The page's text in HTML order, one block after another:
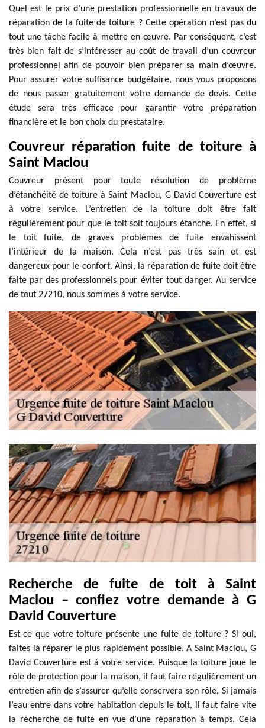
Quel est le prix d’une prestation professionnelle en travaux de
réparation de la fuite de toiture ? Cette opération n’est pas du
tout une tâche facile à mettre en œuvre. Par conséquent, c’est
très bien fait de s’intéresser au coût de travail d’un couvreur
professionnel afin de pouvoir bien préparer sa main d’œuvre.
Pour assurer votre suffisance budgétaire, nous vous proposons
de nous passer gratuitement votre demande de devis. Cette
étude sera très efficace pour garantir votre préparation
financière et le bon choix du prestataire.
Couvreur réparation fuite de toiture à
Saint Maclou
Couvreur présent pour toute résolution de problème
d’étanchéité de toiture à Saint Maclou, G David Couverture est
à votre service. L’entretien de la toiture doit être fait
régulièrement pour que le toit soit toujours étanche. En effet, si
le toit fuite, de graves problèmes de fuite envahissent
l’intérieur de la maison. Cela n’est pas très sain et est
dangereux pour le confort. Ainsi, la réparation de fuite doit être
faite par des professionnels pour éviter tout danger. Au service
de tout 27210, nous sommes à votre service.
Recherche de fuite de toit à Saint
Maclou – confiez votre demande à G
David Couverture
Est-ce que votre toiture présente une fuite de toiture ? Si oui,
faites là réparer le plus rapidement possible. A Saint Maclou, G
David Couverture est à votre service. Puisque la toiture joue le
rôle de protection pour la maison, il faut faire régulièrement un
entretien afin de s’assurer qu’elle conservera son rôle. Si jamais
l’eau entre dans votre habitation depuis le toit, il faut faire vite
la recherche de fuite en vue d’une réparation à temps. Cela